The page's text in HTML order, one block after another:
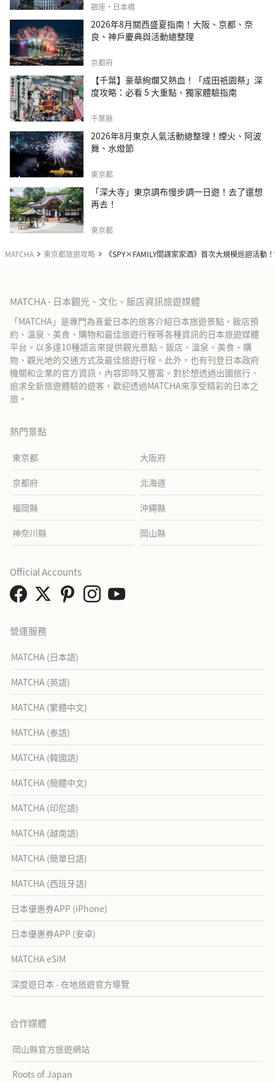
MATCHA 東京都旅遊攻略 《SPY×FAMILY間諜家家酒》首次大規模巡迴活動
銀座・日本橋
2026年8月關西盛夏指南！大阪、京都、奈
良、神戶慶典與活動總整理
京都府
【千葉】豪華絢爛又熱血！「成田祇園祭」深
度攻略：必看 5 大重點、獨家體驗指南
千葉縣
2026年8月東京人氣活動總整理！煙火、阿波
舞、水燈節
東京都
「深大寺」東京調布慢步調一日遊！去了還想
再去！
東京都
MATCHA - 日本觀光、文化、飯店資訊旅遊媒體
「MATCHA」是專門為喜愛日本的旅客介紹日本旅遊景點、飯店預
約、溫泉、美食、購物和最佳旅遊行程等各種資訊的日本旅遊媒體
平台。以多達10種語言來提供觀光景點、飯店、溫泉、美食、購
物、觀光地的交通方式及最佳旅遊行程。此外，也有刊登日本政府
機關和企業的官方資訊，內容即時又豐富。對於想透過出國旅行、
追求全新旅遊體驗的遊客，歡迎透過MATCHA來享受精彩的日本之
旅。
熱門景點
東京都 大阪府
京都府 北海道
福岡縣 沖繩縣
神奈川縣 岡山縣
營運服務
MATCHA (日本語)
MATCHA (英語)
MATCHA (繁體中文)
MATCHA (泰語)
MATCHA (韓國語)
MATCHA (簡體中文)
MATCHA (印尼語)
MATCHA (越南語)
MATCHA (簡單日語)
MATCHA (西班牙語)
日本優惠券APP (iPhone)
日本優惠券APP (安卓)
MATCHA eSIM
深度遊日本 - 在地旅遊官方導覽
合作媒體
岡山縣官方旅遊網站
Roots of Japan
Official Accounts